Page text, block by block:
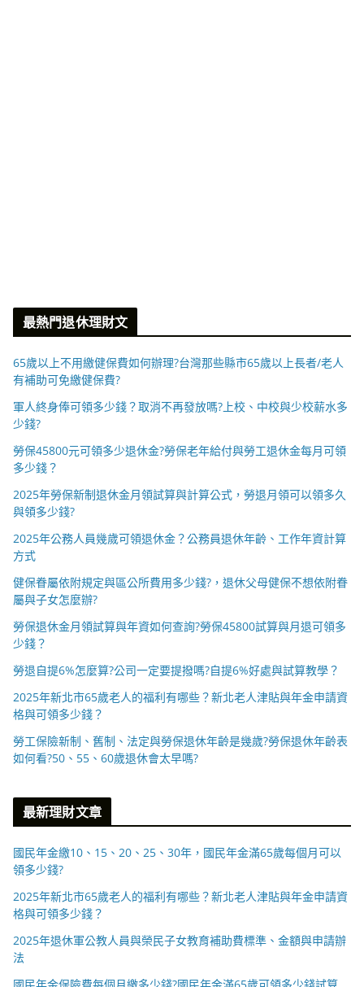
最熱門退休理財文
65歲以上不用繳健保費如何辦理?台灣那些縣市65歲以上長者/老人
有補助可免繳健保費?
軍人終身俸可領多少錢？取消不再發放嗎?上校、中校與少校薪水多
少錢?
勞保45800元可領多少退休金?勞保老年給付與勞工退休金每月可領
多少錢？
2025年勞保新制退休金月領試算與計算公式，勞退月領可以領多久
與領多少錢?
2025年公務人員幾歲可領退休金？公務員退休年齡、工作年資計算
方式
健保眷屬依附規定與區公所費用多少錢?，退休父母健保不想依附眷
屬與子女怎麼辦?
勞保退休金月領試算與年資如何查詢?勞保45800試算與月退可領多
少錢？
勞退自提6%怎麼算?公司一定要提撥嗎?自提6%好處與試算教學？
2025年新北市65歲老人的福利有哪些？新北老人津貼與年金申請資
格與可領多少錢？
勞工保險新制、舊制、法定與勞保退休年齡是幾歲?勞保退休年齡表
如何看?50、55、60歲退休會太早嗎?
最新理財文章
國民年金繳10、15、20、25、30年，國民年金滿65歲每個月可以
領多少錢?
2025年新北市65歲老人的福利有哪些？新北老人津貼與年金申請資
格與可領多少錢？
2025年退休軍公教人員與榮民子女教育補助費標準、金額與申請辦
法